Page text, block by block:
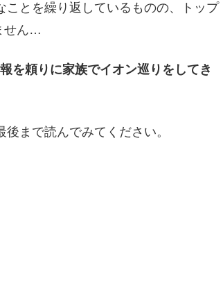
とを繰り返しているものの、トップ
せん…
を頼りに家族でイオン巡りをしてき
後まで読んでみてください。